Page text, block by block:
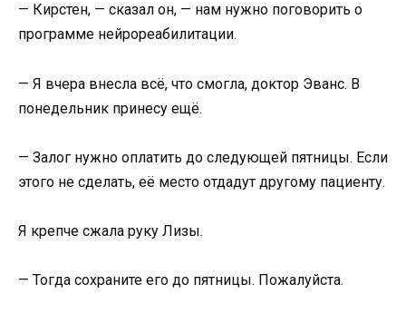
— Кирстен, — сказал он, — нам нужно поговорить о
программе нейрореабилитации.
— Я вчера внесла всё, что смогла, доктор Эванс. В
понедельник принесу ещё.
— Залог нужно оплатить до следующей пятницы. Если
этого не сделать, её место отдадут другому пациенту.
Я крепче сжала руку Лизы.
— Тогда сохраните его до пятницы. Пожалуйста.